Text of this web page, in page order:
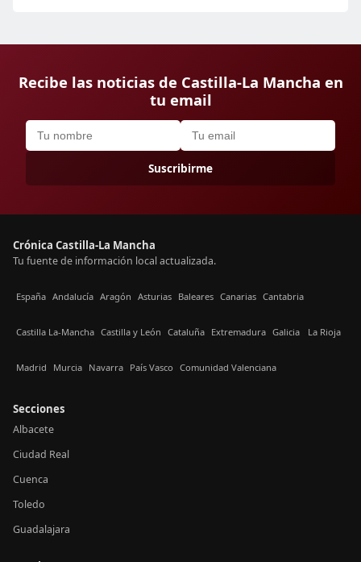
Recibe las noticias de Castilla-La Mancha en
tu email
Suscribirme
Crónica Castilla-La Mancha
Tu fuente de información local actualizada.
España Andalucía Aragón Asturias Baleares Canarias Cantabria
Castilla La-Mancha Castilla y León Cataluña Extremadura Galicia La Rioja
Madrid Murcia Navarra País Vasco Comunidad Valenciana
Secciones
Albacete
Ciudad Real
Cuenca
Toledo
Guadalajara